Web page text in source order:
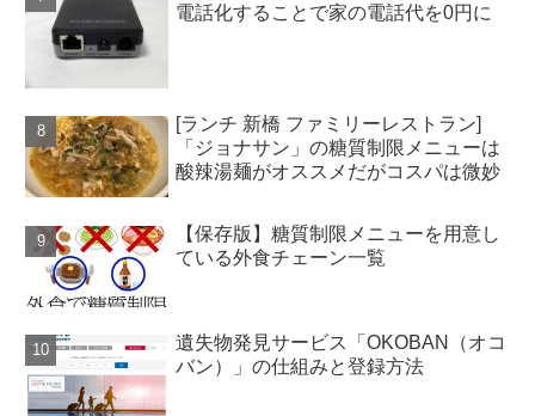
電話化することで家の電話代を0円に
[ランチ 新橋 ファミリーレストラン]
「ジョナサン」の糖質制限メニューは
酸辣湯麺がオススメだがコスパは微妙
【保存版】糖質制限メニューを用意し
ている外食チェーン一覧
遺失物発見サービス「OKOBAN（オコ
バン）」の仕組みと登録方法